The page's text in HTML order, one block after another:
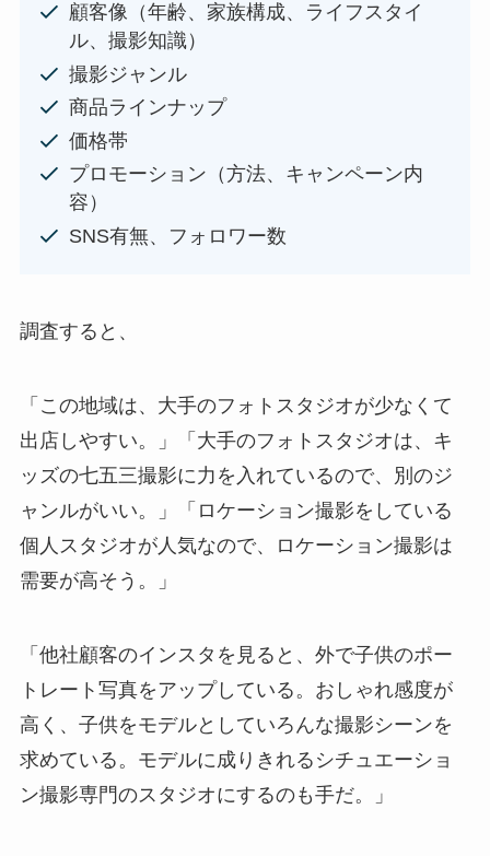
顧客像（年齢、家族構成、ライフスタイ
ル、撮影知識）
撮影ジャンル
商品ラインナップ
価格帯
プロモーション（方法、キャンペーン内
容）
SNS有無、フォロワー数
調査すると、
「この地域は、大手のフォトスタジオが少なくて
出店しやすい。」「大手のフォトスタジオは、キ
ッズの七五三撮影に力を入れているので、別のジ
ャンルがいい。」「ロケーション撮影をしている
個人スタジオが人気なので、ロケーション撮影は
需要が高そう。」
「他社顧客のインスタを見ると、外で子供のポー
トレート写真をアップしている。おしゃれ感度が
高く、子供をモデルとしていろんな撮影シーンを
求めている。モデルに成りきれるシチュエーショ
ン撮影専門のスタジオにするのも手だ。」